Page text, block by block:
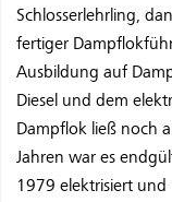
Schlosserlehrling,
fertiger
Ausbildung auf
Diesel und dem
Dampflok ließ noch
Jahren war es
1979 elektrisiert